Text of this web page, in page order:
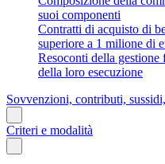
suoi componenti
Contratti di acquisto di
superiore a 1 milione di
Resoconti della
della loro esecuzione
Sovvenzioni, contributi,
Criteri e modalità